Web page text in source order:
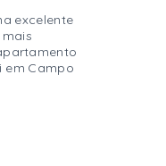
excelente
em Campo